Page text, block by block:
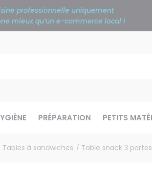
professionnelle uniquement
mieux qu’un e-commerce local !
PRÉPARATION PETITS
Tables à sandwiches / Table snack 3